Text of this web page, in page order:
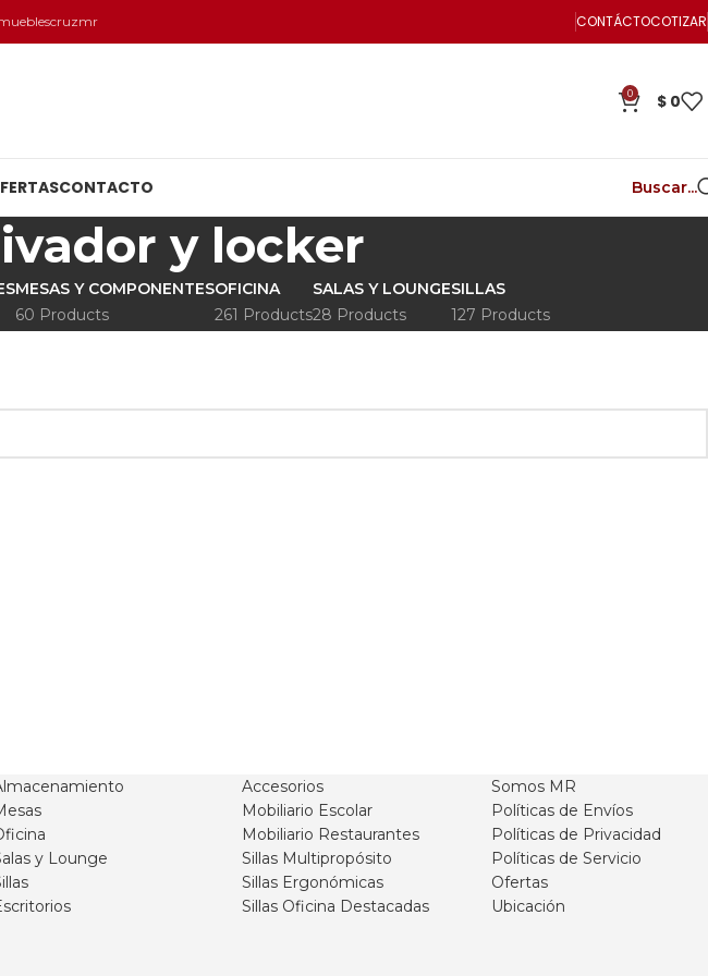
CONTÁCTOCOTIZAR
0 $ 0
CONTACTO Buscar...
y locker
MESAS Y COMPONENTES
60 Products
OFICINA
261 Products
SALAS Y LOUNGE
28 Products
SILLAS
127 Products
y Lounge
Accesorios
Mobiliario Escolar
Mobiliario Restaurantes
Sillas Multipropósito
Sillas Ergonómicas
Sillas Oficina Destacadas
Somos MR
Políticas de Envíos
Políticas de Privacidad
Políticas de Servicio
Ofertas
Ubicación